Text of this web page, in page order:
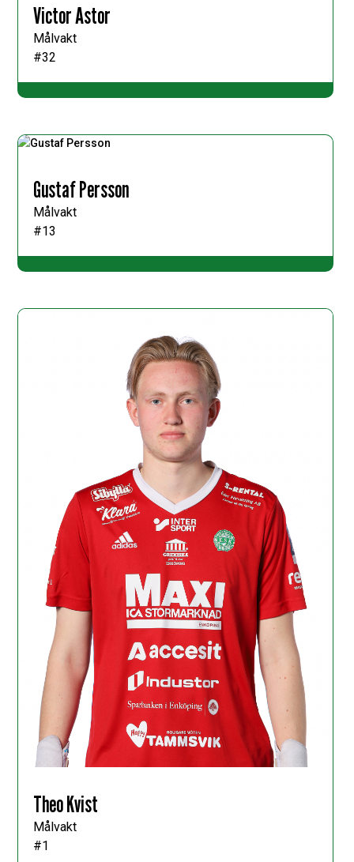
Victor Astor
Målvakt
#32
Gustaf Persson
Målvakt
#13
Theo Kvist
Målvakt
#1